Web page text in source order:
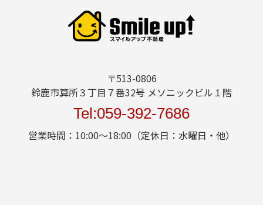
〒513-0806
鈴鹿市算所３丁目７番32号 メソニックビル１階
Tel:059-392-7686
営業時間：10:00～18:00（定休日：水曜日・他）